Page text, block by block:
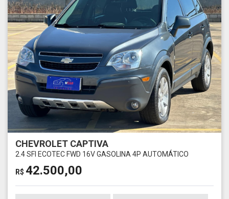
CHEVROLET CAPTIVA
2.4 SFI ECOTEC FWD 16V GASOLINA 4P AUTOMÁTICO
R$ 42.500,00